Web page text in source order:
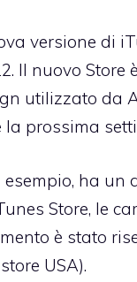
versione di
Il nuovo
da
prossima
ha un
Store, le
è stato
USA).